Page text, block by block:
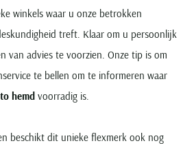
winkels waar u onze betrokken
treft. Klaar om u persoonlijk
van advies te voorzien. Onze tip is om
te bellen om te informeren waar
hemd voorradig is.
beschikt dit unieke flexmerk ook nog